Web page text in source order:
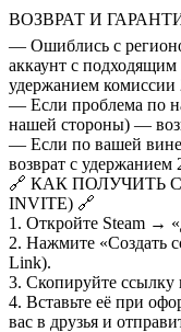
ВОЗВРАТ И
— Ошиблись с
аккаунт с
удержанием комиссии
— Если проблема по
нашей стороны) —
— Если по вашей
возврат с удержанием
🔗 КАК ПОЛУЧИТЬ
INVITE) 🔗
1. Откройте Steam →
2. Нажмите «Создать
Link).
3. Скопируйте
4. Вставьте её при
вас в друзья и